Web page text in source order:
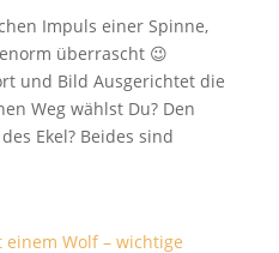
Impuls einer Spinne,
überrascht 😉
und Bild Ausgerichtet die
Weg wählst Du? Den
Ekel? Beides sind